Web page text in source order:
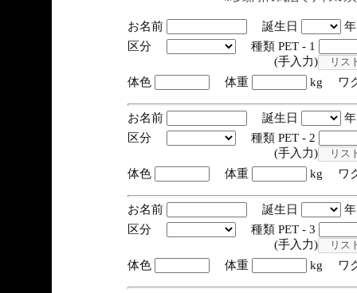
お名前 誕生日
区分
種類 PET - 1
(手入力)
体色
体重 kg ワ
お名前 誕生日
区分
種類 PET - 2
(手入力)
体色
体重 kg ワ
お名前 誕生日
区分
種類 PET - 3
(手入力)
体色
体重 kg ワ